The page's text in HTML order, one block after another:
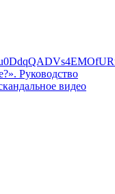
Руководство
видео